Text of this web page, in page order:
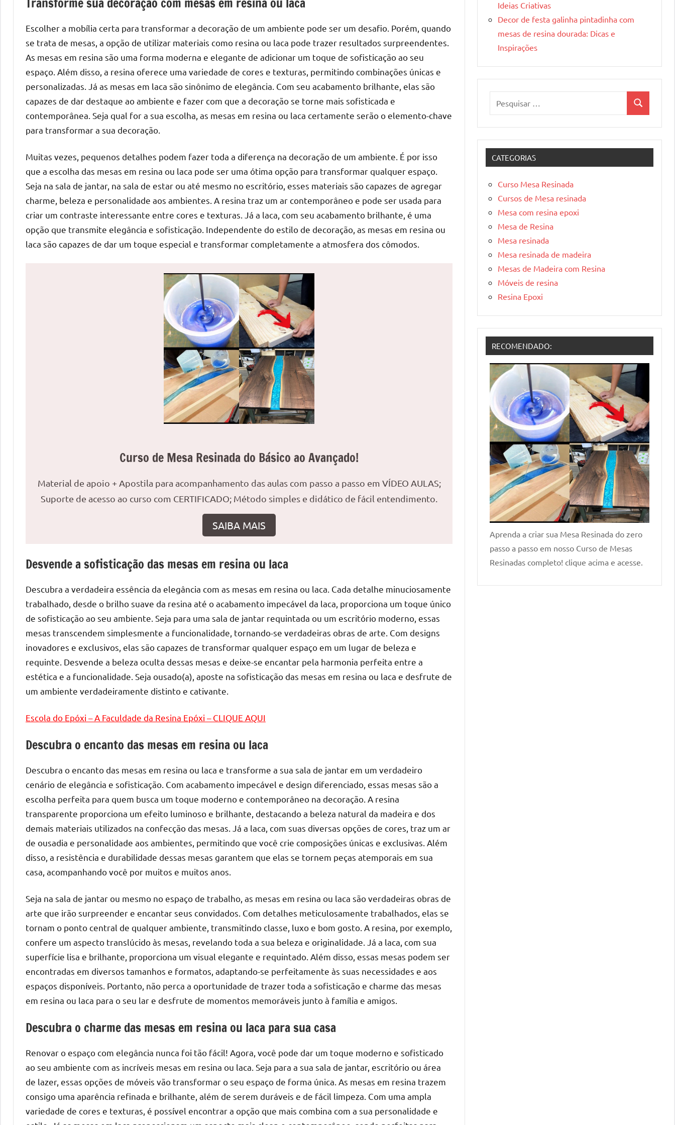
de
jantar
de
resina
e
as
inovadoras
resinadas.
esteja
à
procura
de
uma
mesa
reuniões
ou
uma
mesa
de
jantar
para
8
lugares,
aqui
você
encontrará
o
transformar
ambiente
únicas.
é
focado
em
apresentar
as
melhores
práticas
tendências
criar
resinada
alta
qualidade,
como
as
populares
River
e
mesas
de
resinadas.
Escolher a mobília certa para transformar a decoração de um ambiente pode ser um desafio. Porém, quando
se trata de mesas, a opção de utilizar materiais como resina ou laca pode trazer resultados surpreendentes.
As mesas em resina são uma forma moderna e elegante de adicionar um toque de sofisticação ao seu
espaço. Além disso, a resina oferece uma variedade de cores e texturas, permitindo combinações únicas e
personalizadas. Já as mesas em laca são sinônimo de elegância. Com seu acabamento brilhante, elas são
capazes de dar destaque ao ambiente e fazer com que a decoração se torne mais sofisticada e
contemporânea. Seja qual for a sua escolha, as mesas em resina ou laca certamente serão o elemento-chave
para transformar a sua decoração.
Muitas vezes, pequenos detalhes podem fazer toda a diferença na decoração de um ambiente. É por isso
que a escolha das mesas em resina ou laca pode ser uma ótima opção para transformar qualquer espaço.
Seja na sala de jantar, na sala de estar ou até mesmo no escritório, esses materiais são capazes de agregar
charme, beleza e personalidade aos ambientes. A resina traz um ar contemporâneo e pode ser usada para
criar um contraste interessante entre cores e texturas. Já a laca, com seu acabamento brilhante, é uma
opção que transmite elegância e sofisticação. Independente do estilo de decoração, as mesas em resina ou
laca são capazes de dar um toque especial e transformar completamente a atmosfera dos cômodos.
Curso de Mesa Resinada do Básico ao Avançado!
Material de apoio + Apostila para acompanhamento das aulas com passo a passo em VÍDEO AULAS;
Suporte de acesso ao curso com CERTIFICADO; Método simples e didático de fácil entendimento.
SAIBA MAIS
Desvende a sofisticação das mesas em resina ou laca
Descubra a verdadeira essência da elegância com as mesas em resina ou laca. Cada detalhe minuciosamente
trabalhado, desde o brilho suave da resina até o acabamento impecável da laca, proporciona um toque único
de sofisticação ao seu ambiente. Seja para uma sala de jantar requintada ou um escritório moderno, essas
mesas transcendem simplesmente a funcionalidade, tornando-se verdadeiras obras de arte. Com designs
inovadores e exclusivos, elas são capazes de transformar qualquer espaço em um lugar de beleza e
requinte. Desvende a beleza oculta dessas mesas e deixe-se encantar pela harmonia perfeita entre a
estética e a funcionalidade. Seja ousado(a), aposte na sofisticação das mesas em resina ou laca e desfrute de
um ambiente verdadeiramente distinto e cativante.
Escola do Epóxi – A Faculdade da Resina Epóxi – CLIQUE AQUI
Descubra o encanto das mesas em resina ou laca
Descubra o encanto das mesas em resina ou laca e transforme a sua sala de jantar em um verdadeiro
cenário de elegância e sofisticação. Com acabamento impecável e design diferenciado, essas mesas são a
escolha perfeita para quem busca um toque moderno e contemporâneo na decoração. A resina
transparente proporciona um efeito luminoso e brilhante, destacando a beleza natural da madeira e dos
demais materiais utilizados na confecção das mesas. Já a laca, com suas diversas opções de cores, traz um ar
de ousadia e personalidade aos ambientes, permitindo que você crie composições únicas e exclusivas. Além
disso, a resistência e durabilidade dessas mesas garantem que elas se tornem peças atemporais em sua
casa, acompanhando você por muitos e muitos anos.
Seja na sala de jantar ou mesmo no espaço de trabalho, as mesas em resina ou laca são verdadeiras obras de
arte que irão surpreender e encantar seus convidados. Com detalhes meticulosamente trabalhados, elas se
tornam o ponto central de qualquer ambiente, transmitindo classe, luxo e bom gosto. A resina, por exemplo,
confere um aspecto translúcido às mesas, revelando toda a sua beleza e originalidade. Já a laca, com sua
superfície lisa e brilhante, proporciona um visual elegante e requintado. Além disso, essas mesas podem ser
encontradas em diversos tamanhos e formatos, adaptando-se perfeitamente às suas necessidades e aos
espaços disponíveis. Portanto, não perca a oportunidade de trazer toda a sofisticação e charme das mesas
em resina ou laca para o seu lar e desfrute de momentos memoráveis junto à família e amigos.
Descubra o charme das mesas em resina ou laca para sua casa
Renovar o espaço com elegância nunca foi tão fácil! Agora, você pode dar um toque moderno e sofisticado
ao seu ambiente com as incríveis mesas em resina ou laca. Seja para a sua sala de jantar, escritório ou área
de lazer, essas opções de móveis vão transformar o seu espaço de forma única. As mesas em resina trazem
consigo uma aparência refinada e brilhante, além de serem duráveis e de fácil limpeza. Com uma ampla
variedade de cores e texturas, é possível encontrar a opção que mais combina com a sua personalidade e
Ideias Criativas
Decor de festa galinha pintadinha com
mesas de resina dourada: Dicas e
Inspirações
Pesquisa
CATEGORIAS
Curso Mesa Resinada
Cursos de Mesa resinada
Mesa com resina epoxi
Mesa de Resina
Mesa resinada
Mesa resinada de madeira
Mesas de Madeira com Resina
Móveis de resina
Resina Epoxi
RECOMENDADO:
Aprenda a criar sua Mesa Resinada do zero
passo a passo em nosso Curso de Mesas
Resinadas completo! clique acima e acesse.